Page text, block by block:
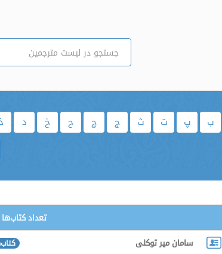
ب پ ت ث ج چ ح خ د
تعداد کتاب‌ها
سامان میر توکلی